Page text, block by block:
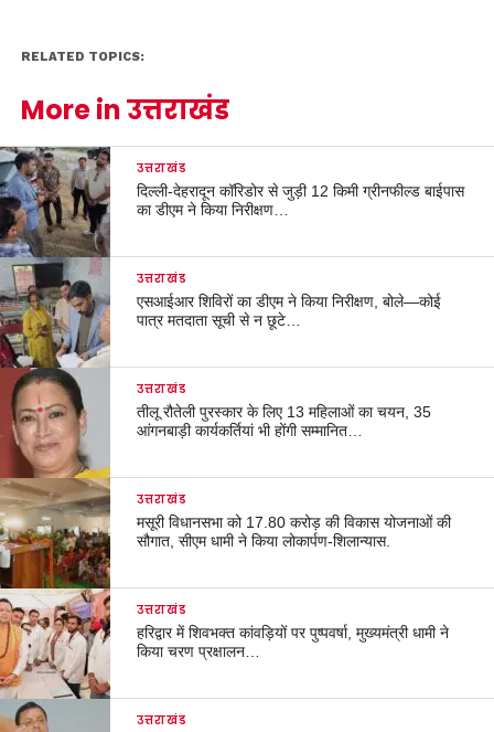
RELATED TOPICS:
More in उत्तराखंड
उत्तराखंड
दिल्ली-देहरादून कॉरिडोर से जुड़ी 12 किमी ग्रीनफील्ड बाईपास
का डीएम ने किया निरीक्षण…
उत्तराखंड
एसआईआर शिविरों का डीएम ने किया निरीक्षण, बोले—कोई
पात्र मतदाता सूची से न छूटे…
उत्तराखंड
तीलू रौतेली पुरस्कार के लिए 13 महिलाओं का चयन, 35
आंगनबाड़ी कार्यकर्तियां भी होंगी सम्मानित…
उत्तराखंड
मसूरी विधानसभा को 17.80 करोड़ की विकास योजनाओं की
सौगात, सीएम धामी ने किया लोकार्पण-शिलान्यास.
उत्तराखंड
हरिद्वार में शिवभक्त कांवड़ियों पर पुष्पवर्षा, मुख्यमंत्री धामी ने
किया चरण प्रक्षालन…
उत्तराखंड